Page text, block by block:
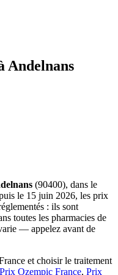
Andelnans
(90400), dans le
le 15 juin 2026, les prix
: ils sont
toutes les pharmacies de
— appelez avant de
et choisir le traitement
Prix Ozempic France, Prix